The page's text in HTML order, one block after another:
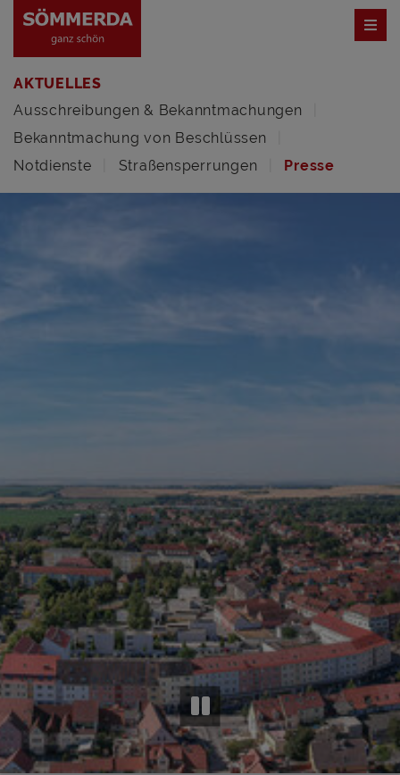
AKTUELLES
Ausschreibungen & Bekanntmachungen
Bekanntmachung von Beschlüssen
Notdienste
Straßensperrungen Presse